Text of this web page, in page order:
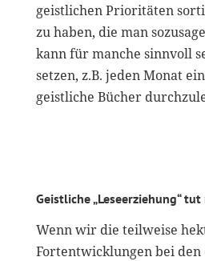
geistlichen Prioritäten
zu haben, die man
kann für manche sinnvoll
setzen, z.B. jeden Monat
geistliche Bücher
Geistliche „Leseerziehung“
Wenn wir die teilweise
Fortentwicklungen bei